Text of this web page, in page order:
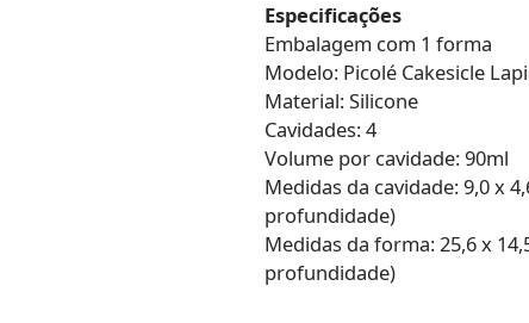
Especificações
Embalagem com 1 forma
Modelo: Picolé Cakesicle
Material: Silicone
Cavidades: 4
Volume por cavidade: 90ml
Medidas da cavidade: 9,0 x
profundidade)
Medidas da forma: 25,6 x
profundidade)